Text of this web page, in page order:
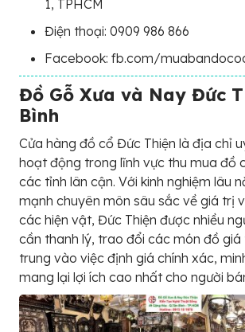
1, TPHCM
Điện thoại: 0909 986 866
Facebook: fb.com/
Đồ Gỗ Xưa và Nay Đức
Bình
Cửa hàng đồ cổ Đức Thiện là địa chỉ
hoạt động trong lĩnh vực thu mua đồ
các tỉnh lân cận. Với kinh nghiệm lâu
mạnh chuyên môn sâu sắc về giá trị
các hiện vật, Đức Thiện được nhiều
cần thanh lý, trao đổi các món đồ
trung vào việc định giá chính xác,
mang lại lợi ích cao nhất cho người